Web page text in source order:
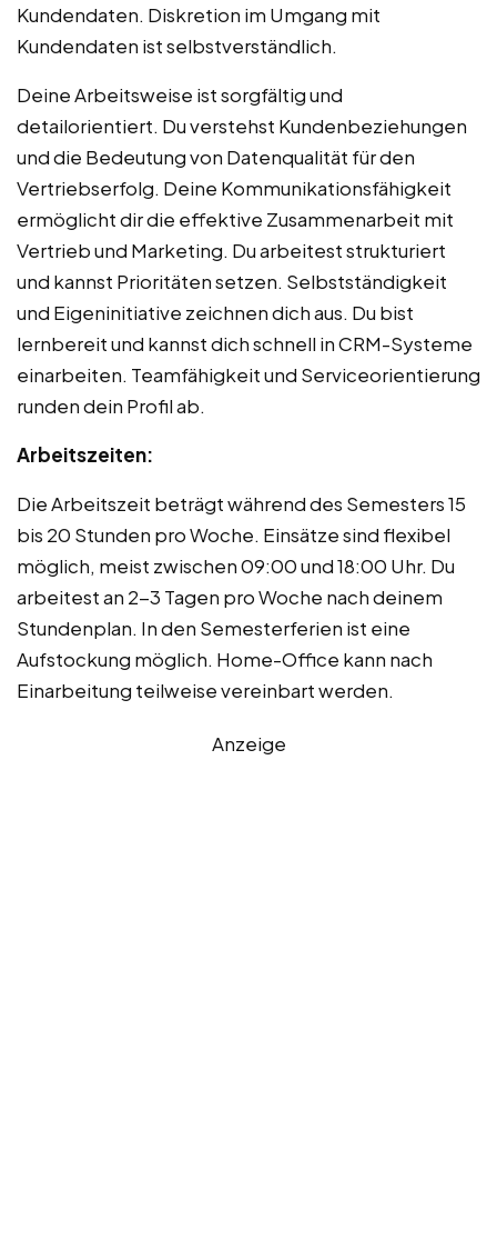
Kundendaten. Diskretion im Umgang mit
Kundendaten ist selbstverständlich.
Deine Arbeitsweise ist sorgfältig und
detailorientiert. Du verstehst Kundenbeziehungen
und die Bedeutung von Datenqualität für den
Vertriebserfolg. Deine Kommunikationsfähigkeit
ermöglicht dir die effektive Zusammenarbeit mit
Vertrieb und Marketing. Du arbeitest strukturiert
und kannst Prioritäten setzen. Selbstständigkeit
und Eigeninitiative zeichnen dich aus. Du bist
lernbereit und kannst dich schnell in CRM-Systeme
einarbeiten. Teamfähigkeit und Serviceorientierung
runden dein Profil ab.
Arbeitszeiten:
Die Arbeitszeit beträgt während des Semesters 15
bis 20 Stunden pro Woche. Einsätze sind flexibel
möglich, meist zwischen 09:00 und 18:00 Uhr. Du
arbeitest an 2-3 Tagen pro Woche nach deinem
Stundenplan. In den Semesterferien ist eine
Aufstockung möglich. Home-Office kann nach
Einarbeitung teilweise vereinbart werden.
Anzeige